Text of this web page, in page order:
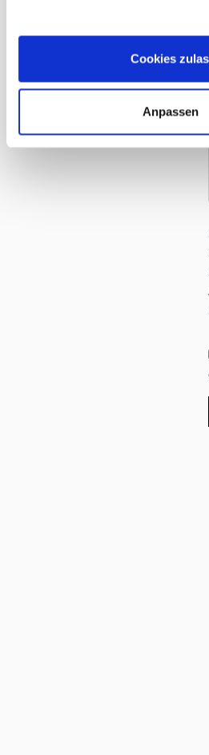
Cookies, wenn Sie unsere
Cookies
Anpassen